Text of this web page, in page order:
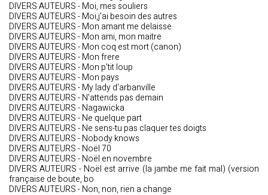
DIVERS AUTEURS - Moi, mes souliers
DIVERS AUTEURS - Moi,j'ai besoin des autres
DIVERS AUTEURS - Mon amant me delaisse
DIVERS AUTEURS - Mon ami, mon maitre
DIVERS AUTEURS - Mon coq est mort (canon)
DIVERS AUTEURS - Mon frere
DIVERS AUTEURS - Mon p'tit loup
DIVERS AUTEURS - Mon pays
DIVERS AUTEURS - My lady d'arbanville
DIVERS AUTEURS - N'attends pas demain
DIVERS AUTEURS - Nagawicka
DIVERS AUTEURS - Ne quelque part
DIVERS AUTEURS - Ne sens-tu pas claquer tes doigts
DIVERS AUTEURS - Nobody knows
DIVERS AUTEURS - Noël 70
DIVERS AUTEURS - Noël en novembre
DIVERS AUTEURS - Noël est arrive (la jambe me fait mal) (version
française de boute, bo
DIVERS AUTEURS - Non, non, rien a change